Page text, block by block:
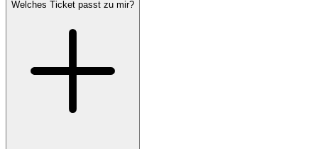
Welches Ticket passt zu mir?